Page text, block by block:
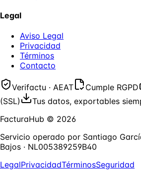
Legal
Aviso Legal
Privacidad
Términos
Contacto
Verifactu · AEAT Cumple RGPD
(SSL)
Tus datos, exportables
FacturaHub © 2026
Servicio operado por Santiago
Bajos · NL005389259B40
LegalPrivacidadTérminosSeguridad